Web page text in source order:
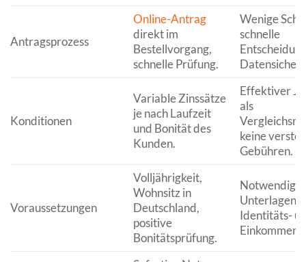
Antragsprozess
Online-Antrag
direkt im
Bestellvorgang,
schnelle Prüfung.
Wenige
schnelle
Konditionen
Variable Zinssätze
je nach Laufzeit
und Bonität des
Kunden.
Effektiver
als
keine
Gebühren.
Voraussetzungen
Volljährigkeit,
Wohnsitz in
Deutschland,
positive
Bonitätsprüfung.
Notwendige
Unterlagen
Identitäts-